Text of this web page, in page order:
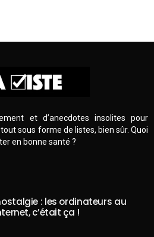
et d’anecdotes insolites pour
sous forme de listes, bien sûr. Quoi
en bonne santé ?
: les ordinateurs au
c’était ça !